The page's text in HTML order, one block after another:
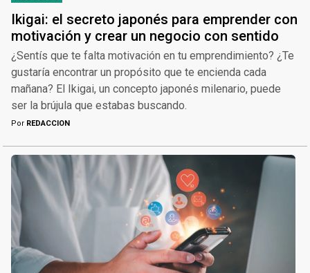
Ikigai: el secreto japonés para emprender con
motivación y crear un negocio con sentido
¿Sentís que te falta motivación en tu emprendimiento? ¿Te
gustaría encontrar un propósito que te encienda cada
mañana? El Ikigai, un concepto japonés milenario, puede
ser la brújula que estabas buscando.
Por REDACCION